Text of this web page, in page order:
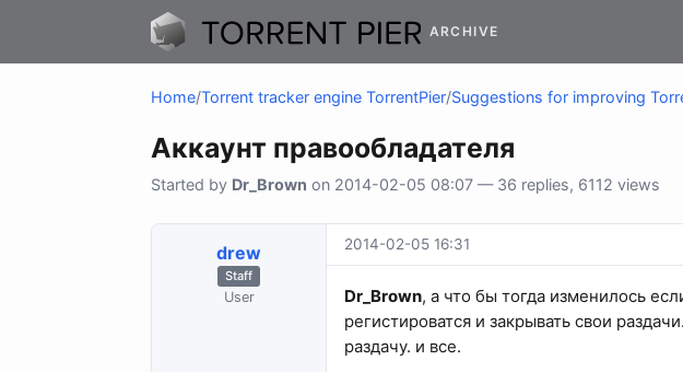
ARCHIVE
Home/Torrent tracker engine TorrentPier/Suggestions for improving
Аккаунт правообладателя
Started by Dr_Brown on 2014-02-05 08:07 — 36 replies, 6112 views
drew
Staff
User
2014-02-05 16:31
Dr_Brown, а что бы тогда изменилось
регистироватся и закрывать свои
раздачу. и все.